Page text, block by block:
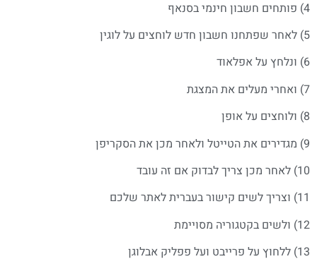
4) פותחים חשבון חינמי בסנאף
5) לאחר שפתחנו חשבון חדש לוחצים על לוגין
6) ונלחץ על אפלאוד
7) ואחרי מעלים את המצגת
8) ולוחצים על אופן
9) מגדירים את הטייטל ולאחר מכן את הסקריפן
10) לאחר מכן צריך לבדוק אם זה עובד
11) וצריך לשים קישור בעברית לאתר שלכם
12) ולשים בקטגוריה מסויימת
13) ללחוץ על פרייבט ועל פפליק אבלוגן